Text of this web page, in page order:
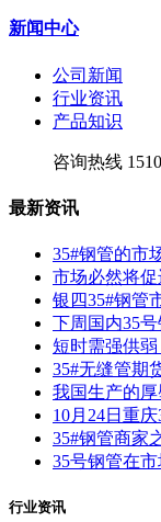
新闻中心
公司新闻
行业资讯
产品知识
咨询热线
最新资讯
35#钢管的市
市场必然将
银四35#钢管
下周国内35
短时需强供
35#无缝管期
我国生产的
10月24日重
35#钢管商家
35号钢管在
行业资讯